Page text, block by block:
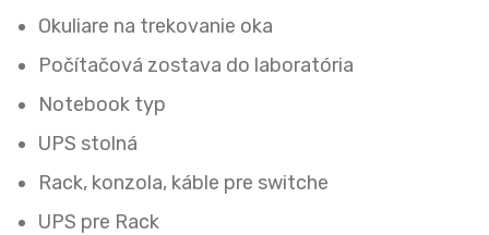
Okuliare na trekovanie oka
Počítačová zostava do laboratória
Notebook typ
UPS stolná
Rack, konzola, káble pre switche
UPS pre Rack